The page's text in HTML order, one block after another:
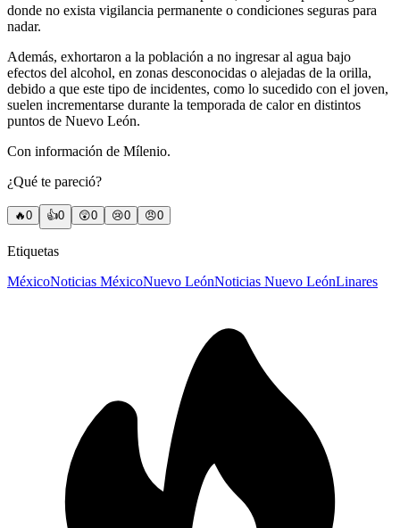
donde no exista vigilancia permanente o condiciones seguras para
nadar.
Además, exhortaron a la población a no ingresar al agua bajo
efectos del alcohol, en zonas desconocidas o alejadas de la orilla,
debido a que este tipo de incidentes, como lo sucedido con el joven,
suelen incrementarse durante la temporada de calor en distintos
puntos de Nuevo León.
Con información de Mílenio.
¿Qué te pareció?
🔥0 👍0 😲0 😢0 😠0
Etiquetas
MéxicoNoticias MéxicoNuevo LeónNoticias Nuevo LeónLinares